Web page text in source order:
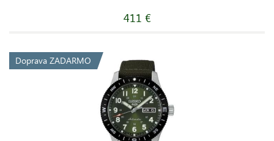
411 €
Doprava ZADARMO